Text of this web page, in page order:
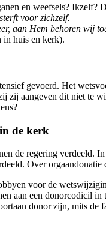
en weefsels? Ikzelf?
voor zichzelf.
aan Hem behoren wij
in huis en kerk).
gevoerd. Het
zij aangeven dit niet te
de kerk
de regering verdeeld.
Over orgaandonatie
voor de
aan een donorcodicil
donor zijn, mits de